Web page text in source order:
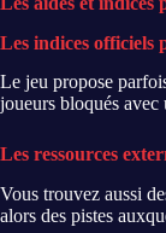
Les indices officiels
Le jeu propose
joueurs bloqués avec
Les ressources
Vous trouvez aussi
alors des pistes